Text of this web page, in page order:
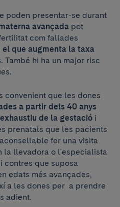
poden presentar-se durant
avançada pot
com fallades
el que augmenta la taxa
També hi ha un major risc
convenient que les dones
a partir dels 40 anys
de la gestació i
prenatals que les pacients
fer una visita
la llevadora o l'especialista
contres que suposa
edats més avançades,
a les dones per a prendre
adient.